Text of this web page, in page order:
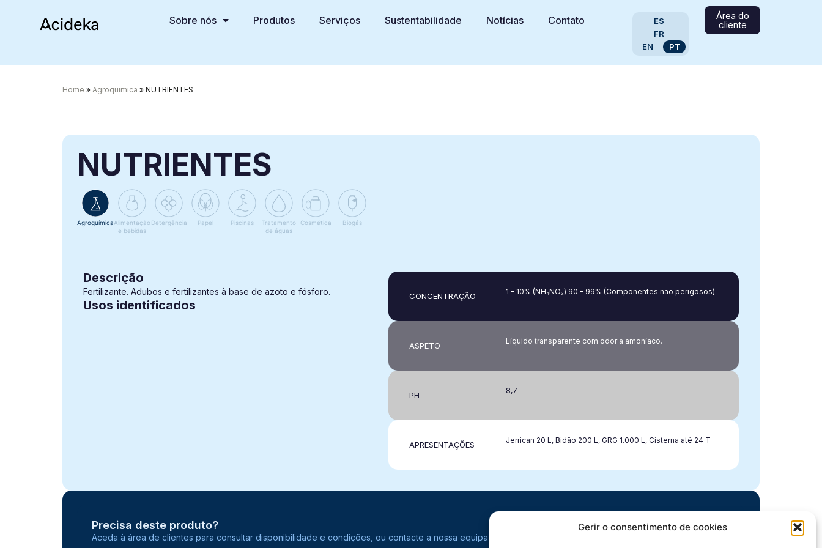
Gerir o consentimento de cookies
Sobre nós Produtos Serviços Sustentabilidade Notícias Contato
ES
FR
EN
PT
Área do
cliente
Home » Agroquimica » NUTRIENTES
NUTRIENTES
AgroquímicaAlimentação
e bebidas
Detergência Papel Piscinas
Tratamento
de águas
Cosmética Biogás
Descrição
Fertilizante. Adubos e fertilizantes à base de azoto e fósforo.
Usos identificados
CONCENTRAÇÃO​ 1 – 10% (NH₄NO₃) 90 – 99% (Componentes não perigosos)
ASPETO Líquido transparente com odor a amoníaco.
PH 8,7
APRESENTAÇÕES Jerrican 20 L, Bidão 200 L, GRG 1.000 L, Cisterna até 24 T
Precisa deste produto?
Aceda à área de clientes para consultar disponibilidade e condições, ou contacte a nossa equipa comercial.